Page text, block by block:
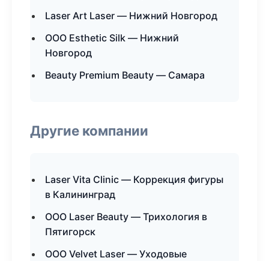
Laser Art Laser — Нижний Новгород
ООО Esthetic Silk — Нижний
Новгород
Beauty Premium Beauty — Самара
Другие компании
Laser Vita Clinic — Коррекция фигуры
в Калининград
ООО Laser Beauty — Трихология в
Пятигорск
ООО Velvet Laser — Уходовые